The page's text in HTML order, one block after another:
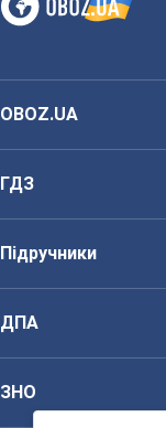
OBOZ.UA
ГДЗ
Підручники
ДПА
ЗНО